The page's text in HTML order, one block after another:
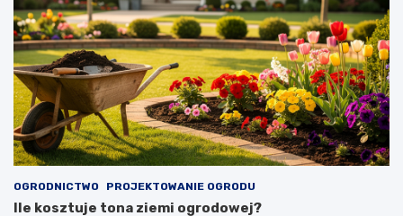
OGRODNICTWO PROJEKTOWANIE OGRODU
Ile kosztuje tona ziemi ogrodowej?